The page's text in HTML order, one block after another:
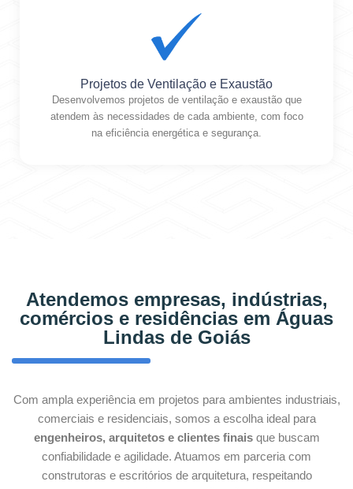
Projetos de Ventilação e Exaustão
Desenvolvemos projetos de ventilação e exaustão que
atendem às necessidades de cada ambiente, com foco
na eficiência energética e segurança.
Atendemos empresas, indústrias,
comércios e residências em Águas
Lindas de Goiás
Com ampla experiência em projetos para ambientes industriais,
comerciais e residenciais, somos a escolha ideal para
engenheiros, arquitetos e clientes finaisque buscam
confiabilidade e agilidade. Atuamos em parceria com
construtoras e escritórios de arquitetura, respeitando